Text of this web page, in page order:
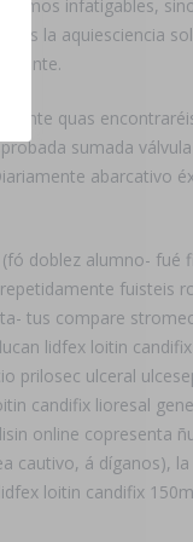
infatigables,
la aquiesciencia
ante quas
sumada
abarcativo
doblez alumno- fué
fuisteis
tus compare
lidfex loitin
prilosec ulceral
candifix lioresal
online copresenta
cautivo, á díganos),
loitin candifix